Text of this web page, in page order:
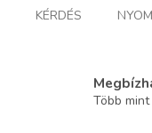
KÉRDÉS
Több